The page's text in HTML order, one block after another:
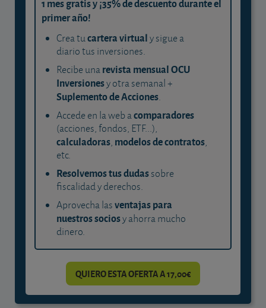
1 mes gratis y ¡35% de descuento durante el
primer año!
Crea tucartera virtualy sigue a
diario tus inversiones.
Recibe unarevista mensual OCU
Inversionesy otra semanal +
Suplemento de Acciones.
Accede en la web acomparadores
(acciones, fondos, ETF...),
calculadoras, modelos de contratos,
etc.
Resolvemos tus dudassobre
fiscalidad y derechos.
Aprovecha lasventajas para
nuestros sociosy ahorra mucho
dinero.
QUIERO ESTA OFERTA A 17,00€